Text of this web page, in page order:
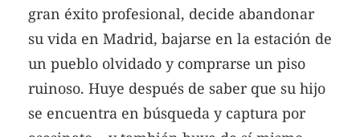
gran éxito profesional, decide abandonar
su vida en Madrid, bajarse en la estación de
un pueblo olvidado y comprarse un piso
ruinoso. Huye después de saber que su hijo
se encuentra en búsqueda y captura por